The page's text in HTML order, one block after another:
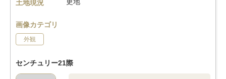
土地現況
画像カテゴリ
外観
センチュリー21際